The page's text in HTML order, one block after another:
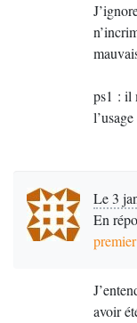
ps1 : il
Le 3
En
avoir